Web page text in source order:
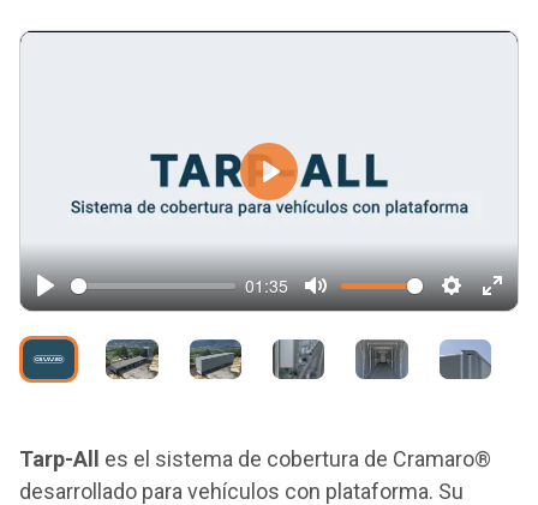
Play
01:35
Mute Settings
Play
Tarp-All es el sistema de cobertura de Cramaro®
desarrollado para vehículos con plataforma. Su